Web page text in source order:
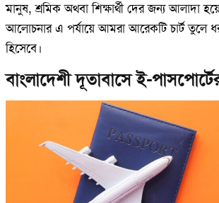
মানুষ, শ্রমিক অথবা শিক্ষার্থী দের জন্য আলাদা
আলোচনার এ পর্যায়ে আমরা আরেকটি চার্ট তুলে
হিসেবে।
বাংলাদেশী দূতাবাসে ই-